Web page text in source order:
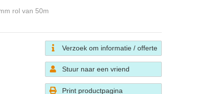
rol van 50m
Verzoek om informatie / offerte
Stuur naar een vriend
Print productpagina